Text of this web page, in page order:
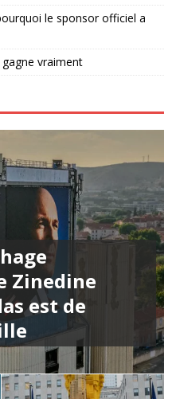
le sponsor officiel a
vraiment
Zinedine
est de